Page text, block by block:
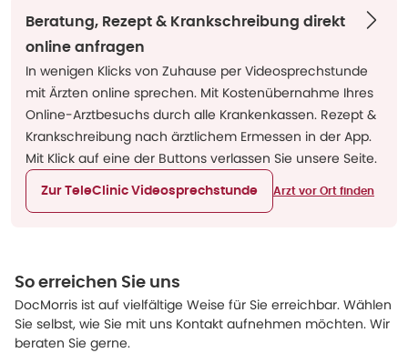
Beratung, Rezept & Krankschreibung direkt
online anfragen
In wenigen Klicks von Zuhause per Videosprechstunde
mit Ärzten online sprechen. Mit Kostenübernahme Ihres
Online-Arztbesuchs durch alle Krankenkassen. Rezept &
Krankschreibung nach ärztlichem Ermessen in der App.
Mit Klick auf eine der Buttons verlassen Sie unsere Seite.
Zur TeleClinic Videosprechstunde Arzt vor Ort finden
So erreichen Sie uns
DocMorris ist auf vielfältige Weise für Sie erreichbar. Wählen
Sie selbst, wie Sie mit uns Kontakt aufnehmen möchten. Wir
beraten Sie gerne.